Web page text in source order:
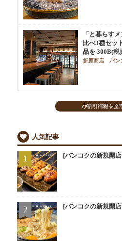
「と暮らす
比べ3種セッ
品を 300B(税
折原商店 バン
割引情報を全
人気記事
1 [バンコクの新規開
2 [バンコクの新規開